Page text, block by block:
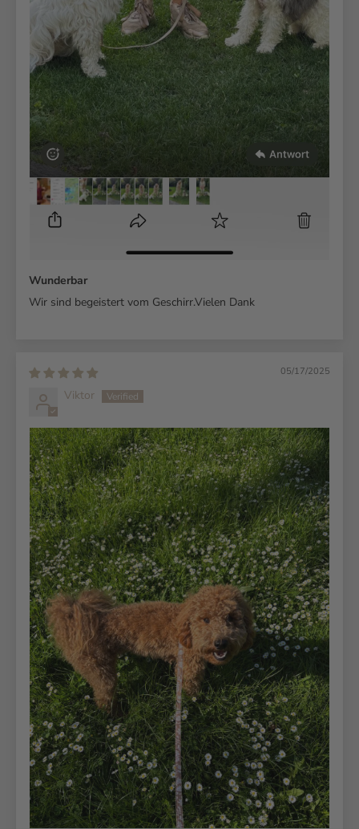
Wunderbar
Wir sind begeistert vom Geschirr.Vielen Dank
05/17/2025
Viktor